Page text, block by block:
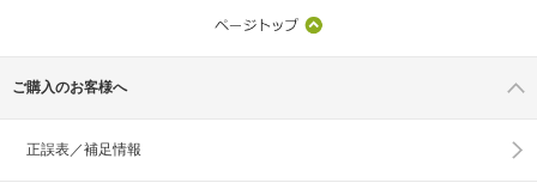
ご購入のお客様へ
正誤表／補足情報